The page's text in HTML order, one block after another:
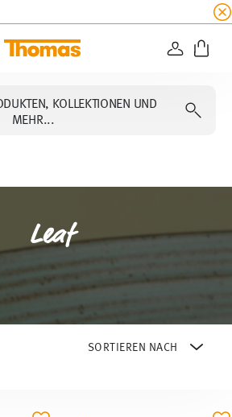
5% Rabatt ☀️ Bis zum
KOLLEKTIONEN UND
MEHR...
Leaf